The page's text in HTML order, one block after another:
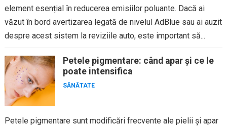
element esențial în reducerea emisiilor poluante. Dacă ai
văzut în bord avertizarea legată de nivelul AdBlue sau ai auzit
despre acest sistem la reviziile auto, este important să...
Petele pigmentare: când apar și ce le
poate intensifica
SĂNĂTATE
Petele pigmentare sunt modificări frecvente ale pielii și apar